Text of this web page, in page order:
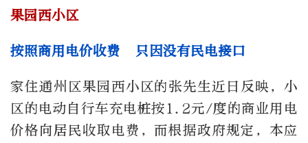
果园西小区
按照商用电价收费 只因没有民电接口
家住通州区果园西小区的张先生近日反映，小
区的电动自行车充电桩按1.2元/度的商业用电
价格向居民收取电费，而根据政府规定，本应